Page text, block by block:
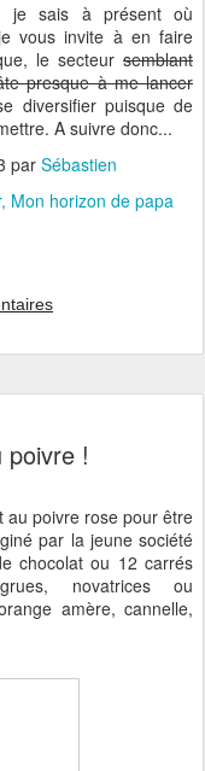
je sais à présent où
vous invite à en faire
le secteur semblant
presque à me lancer
diversifier puisque de
A suivre donc...
par Sébastien
Mon horizon de papa
poivre !
au poivre rose pour être
par la jeune société
chocolat ou 12 carrés
novatrices ou
amère, cannelle,